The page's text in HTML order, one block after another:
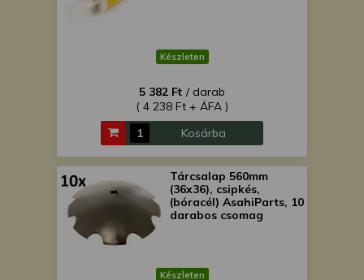
Készleten
5 382 Ft / darab
( 4 238 Ft + ÁFA )
Kosárba
Tárcsalap 560mm
(36x36), csipkés,
(bóracél) AsahiParts, 10
darabos csomag
Készleten